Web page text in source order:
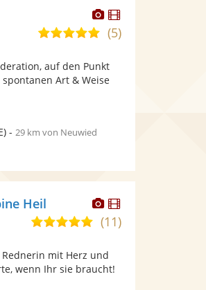
Dieser
Künstler
stellt
bereit.
Dieser
Künstler
5,0
5
Sternen
(5)
auf den Punkt
Art & Weise
- 29 km von Neuwied
Dieser
Künstler
stellt
Fotos
bereit.
Dieser
Künstler
Heil
5,0
5
Sternen
(11)
mit Herz und
wenn Ihr sie braucht!